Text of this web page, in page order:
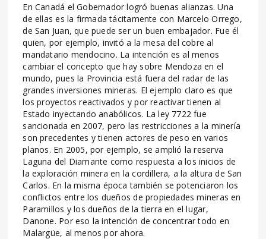
En Canadá el Gobernador logró buenas alianzas. Una
de ellas es la firmada tácitamente con Marcelo Orrego,
de San Juan, que puede ser un buen embajador. Fue él
quien, por ejemplo, invitó a la mesa del cobre al
mandatario mendocino. La intención es al menos
cambiar el concepto que hay sobre Mendoza en el
mundo, pues la Provincia está fuera del radar de las
grandes inversiones mineras. El ejemplo claro es que
los proyectos reactivados y por reactivar tienen al
Estado inyectando anabólicos. La ley 7722 fue
sancionada en 2007, pero las restricciones a la minería
son precedentes y tienen actores de peso en varios
planos. En 2005, por ejemplo, se amplió la reserva
Laguna del Diamante como respuesta a los inicios de
la exploración minera en la cordillera, a la altura de San
Carlos. En la misma época también se potenciaron los
conflictos entre los dueños de propiedades mineras en
Paramillos y los dueños de la tierra en el lugar,
Danone. Por eso la intención de concentrar todo en
Malargüe, al menos por ahora.